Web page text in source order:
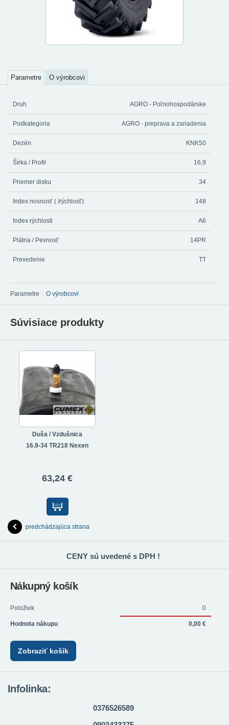
Parametre O výrobcovi
Druh AGRO - Poľnohospodárske
Podkategoria AGRO - preprava a zariadenia
Dezén KNK50
Šírka / Profil 16,9
Priemer disku 34
Index nosnosť ( /rýchlosť) 148
Index rýchlosti A6
Plátna / Pevnosť 14PR
Prevedenie TT
Parametre O výrobcovi
Súvisiace produkty
Duša / Vzdušnica
16.9-34 TR218 Nexen
63,24 €
predchádzajúca strana
CENY sú uvedené s DPH !
Nákupný košík
Položiek 0
Hodnota nákupu 0,00 €
Zobraziť košík
Infolinka:
0376526589